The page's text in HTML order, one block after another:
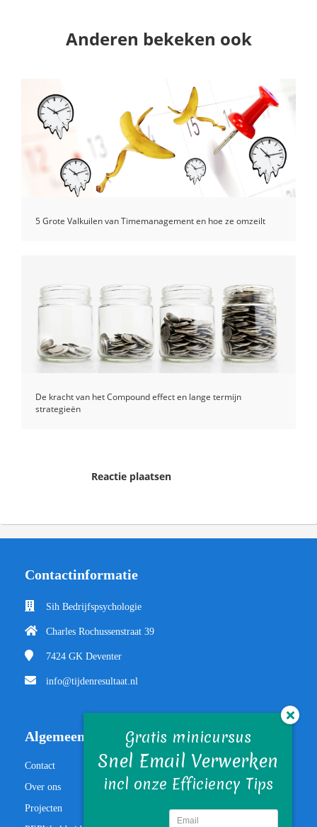
Anderen bekeken ook
5 Grote Valkuilen van Timemanagement en hoe ze omzeilt
De kracht van het Compound effect en lange termijn
strategieën
Reactie plaatsen
Contactinformatie
Sih Bedrijfspsychologie
Charles Rochussenstraat 39
7424 GK Deventer
info@tijdenresultaat.nl
Algemeen
Contact
Over ons
Projecten
Gratis minicursus
Snel Email Verwerken
incl onze Efficiency Tips